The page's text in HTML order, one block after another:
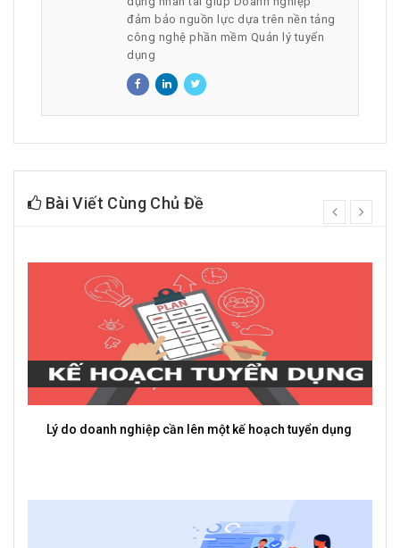
đảm bảo nguồn lực dựa trên nền tảng
công nghệ phần mềm Quản lý tuyển
dụng
Bài Viết Cùng Chủ Đề
Lý do doanh nghiệp cần lên một kế hoạch tuyển dụng
prev